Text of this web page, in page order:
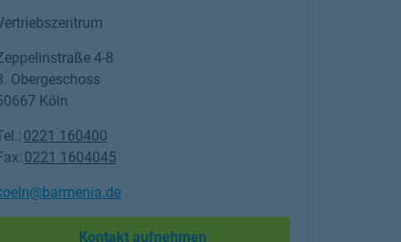
4-8
Obergeschoss
Köln
0221 160400
0221 1604045
Kontakt aufnehmenLink Opens in New Tab